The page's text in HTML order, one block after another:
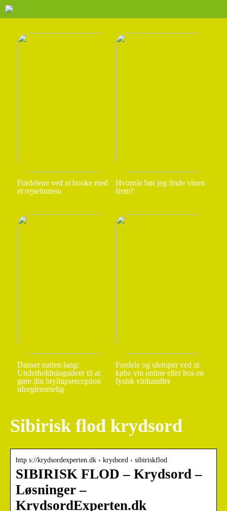
Fordelene ved at booke med
et rejsebureau
Hvornår bør jeg finde vinen
frem?
Danser natten lang:
Underholdningsideer til at
gøre din bryllupsreception
uforglemmelig
Fordele og ulemper ved at
købe vin online eller hos en
fysisk vinhandler
Sibirisk flod krydsord
http s://krydsordexperten.dk › krydsord › sibiriskflod
SIBIRISK FLOD – Krydsord –
Løsninger –
KrydsordExperten.dk